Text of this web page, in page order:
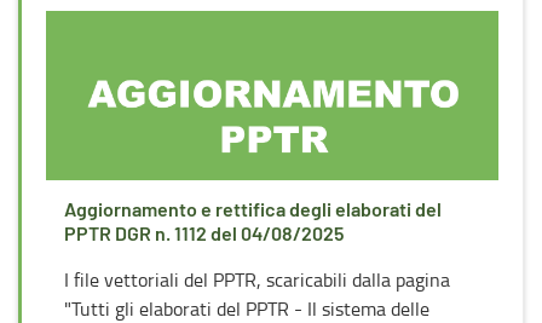
Aggiornamento e rettifica degli elaborati del
PPTR DGR n. 1112 del 04/08/2025
I file vettoriali del PPTR, scaricabili dalla pagina
"Tutti gli elaborati del PPTR - Il sistema delle